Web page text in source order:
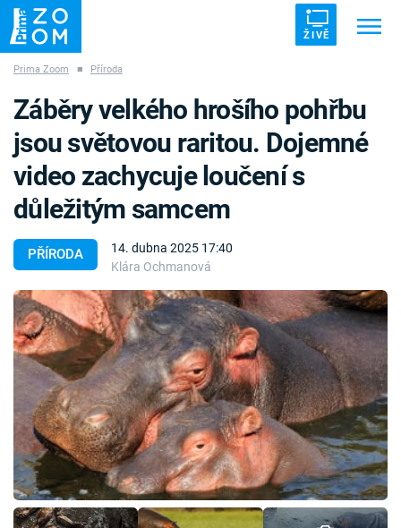
ŽIVĚ
ZÁHADY VETŘELCI DÁVNOVĚKU
Témata
Témata
Pořady
TV Program
Časopis
Sledujte prima+
Přihlášení
Prima Zoom ■ Příroda
PŘÍRODA
14. dubna 2025 17:40
Klára Ochmanová
Záběry velkého hrošího pohřbu
jsou světovou raritou. Dojemné
video zachycuje loučení s
důležitým samcem